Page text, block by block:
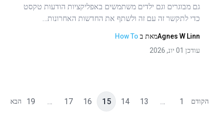
גם מבוגרים וגם ילדים משתמשים באפליקציות הודעות טקסט
כדי לתקשר זה עם זה ולשתף את החדשות האחרונות…
Agnes W Linnמאת ב How To
עודכן 01 יונ, 2026
הקודם 1
…
13
14
15
16
17
…
19 הבא